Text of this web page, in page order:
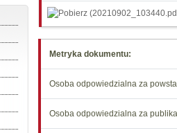
Metryka dokumentu:
Osoba odpowiedzialna za
Osoba odpowiedzialna za